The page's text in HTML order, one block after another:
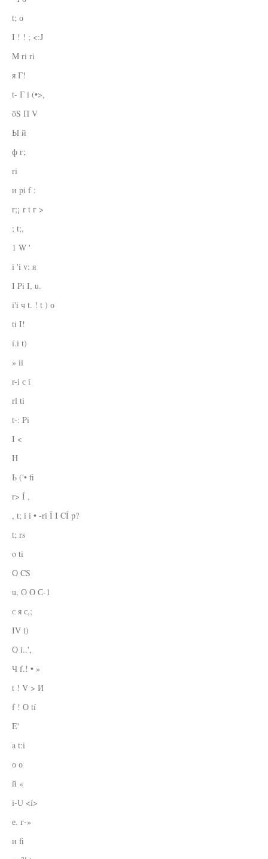
t; о
I ! ! ; <:J
M ri ri
я Г!
t- Г i (•>,
öS П V
Ы й
ф г;
ri
и pi f :
r;¡ r t г >
; t;,
1 W '
i 'i v: я
I Pi I, u.
i'i ч t. ! t ) о
ti I!
í.i t)
» ii
r-i с i
rl ti
t-: Pi
I <
H
Ь ('• fi
r> Í ,
, t; i i • -ri Ï I CÍ p?
t; rs
o ti
О CS
u, О О С-1
с я с,;
IV i)
О i..',
Ч f.! • »
t ! V > И
f ! О tí
E'
a t:i
о о
й «
i-U <í>
е. г-»
и fi